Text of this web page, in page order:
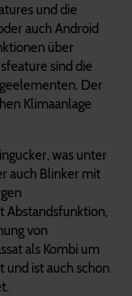
und die
auch Android
über
sind die
Der
Klimaanlage
was unter
auch Blinker mit
Abstandsfunktion,
von
als Kombi um
und ist auch schon